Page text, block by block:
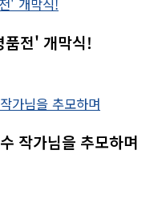
품전' 개막식!
작가님을 추모하며